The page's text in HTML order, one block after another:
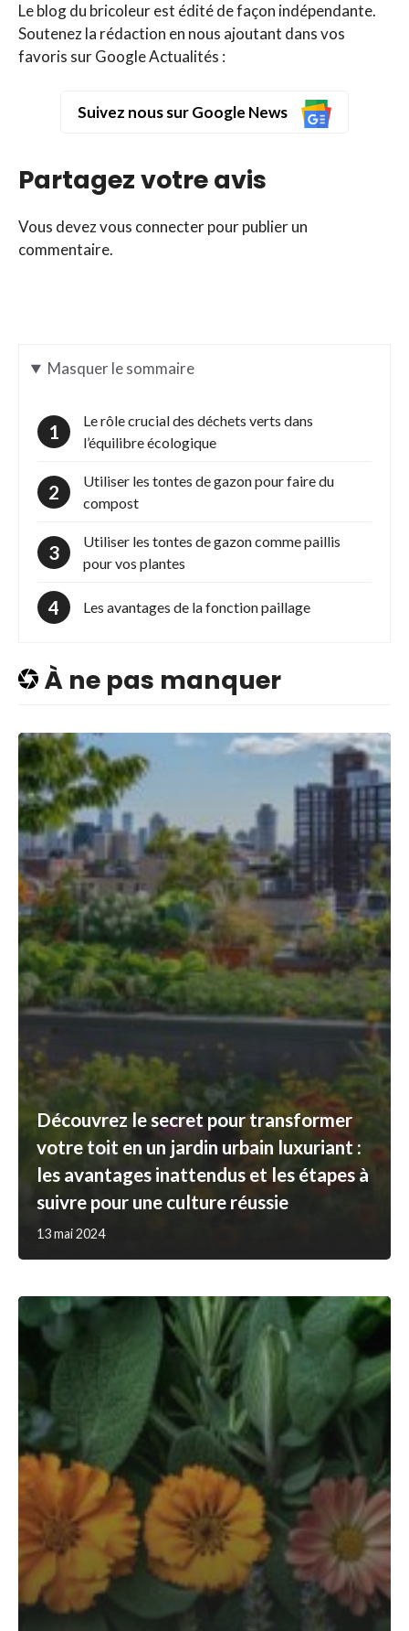
Le blog du bricoleur est édité de façon indépendante.
Soutenez la rédaction en nous ajoutant dans vos
favoris sur Google Actualités :
Suivez nous sur Google News
Partagez votre avis
Vous devezvous connecterpour publier un
commentaire.
Masquerle sommaire
Le rôle crucial des déchets verts dans
l’équilibre écologique
Utiliser les tontes de gazon pour faire du
compost
Utiliser les tontes de gazon comme paillis
pour vos plantes
Les avantages de la fonction paillage
À ne pas manquer
Découvrez le secret pour transformer
votre toit en un jardin urbain luxuriant :
les avantages inattendus et les étapes à
suivre pour une culture réussie
13 mai 2024